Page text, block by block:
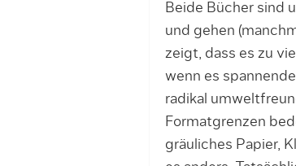
Beide Bücher sind
und gehen
zeigt, dass es zu
wenn es
radikal
Formatgrenzen
gräuliches Papier,